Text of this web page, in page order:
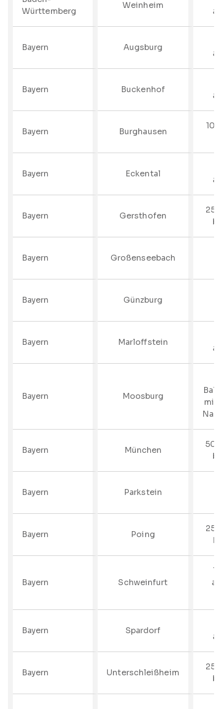
Württemberg
Weinheim
Bayern Augsburg
Bayern Buckenhof
Bayern Burghausen
Bayern Eckental
Bayern Gersthofen
Bayern Großenseebach
Bayern Günzburg
Bayern Marloffstein
Bayern Moosburg
mit
Bayern München
Bayern Parkstein
Bayern Poing
Bayern Schweinfurt
Bayern Spardorf
Bayern Unterschleißheim